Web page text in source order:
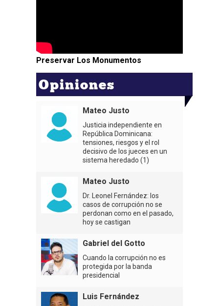
Preservar Los Monumentos
Opiniones
Mateo Justo
Justicia independiente en
República Dominicana:
tensiones, riesgos y el rol
decisivo de los jueces en un
sistema heredado (1)
Mateo Justo
Dr. Leonel Fernández: los
casos de corrupción no se
perdonan como en el pasado,
hoy se castigan
Gabriel del Gotto
Cuando la corrupción no es
protegida por la banda
presidencial
Luis Fernández